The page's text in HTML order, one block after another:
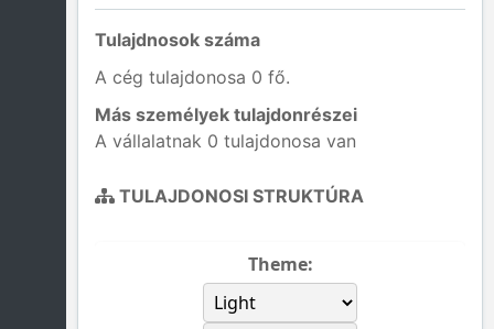
Tulajdnosok száma
A cég tulajdonosa 0 fő.
Más személyek tulajdonrészei
A vállalatnak 0 tulajdonosa van
TULAJDONOSI STRUKTÚRA
Theme: